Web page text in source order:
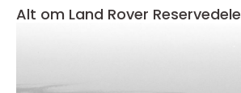
Alt om Land Rover Reservedele